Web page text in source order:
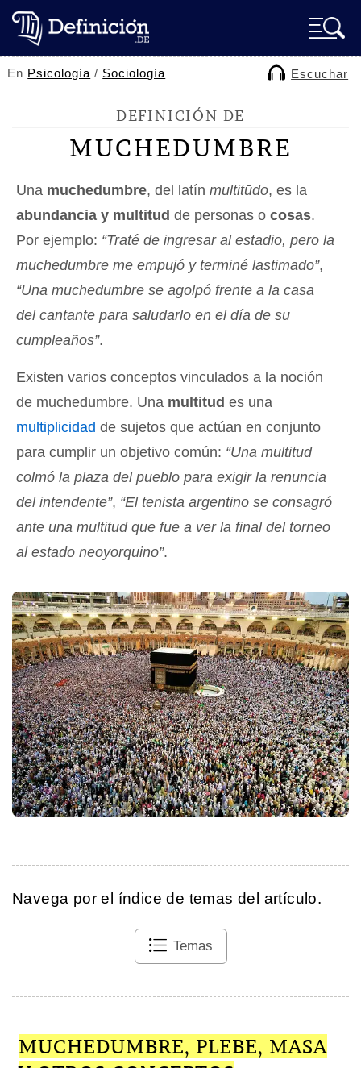
En Psicología / Sociología Escuchar
DEFINICIÓN DE
MUCHEDUMBRE
Una muchedumbre, del latín multitūdo, es la
abundancia y multitud de personas o cosas.
Por ejemplo: “Traté de ingresar al estadio, pero la
muchedumbre me empujó y terminé lastimado”,
“Una muchedumbre se agolpó frente a la casa
del cantante para saludarlo en el día de su
cumpleaños”.
Existen varios conceptos vinculados a la noción
de muchedumbre. Una multitud es una
multiplicidad de sujetos que actúan en conjunto
para cumplir un objetivo común: “Una multitud
colmó la plaza del pueblo para exigir la renuncia
del intendente”, “El tenista argentino se consagró
ante una multitud que fue a ver la final del torneo
al estado neoyorquino”.
Navega por el índice de temas del artículo.
Temas
MUCHEDUMBRE, PLEBE, MASA